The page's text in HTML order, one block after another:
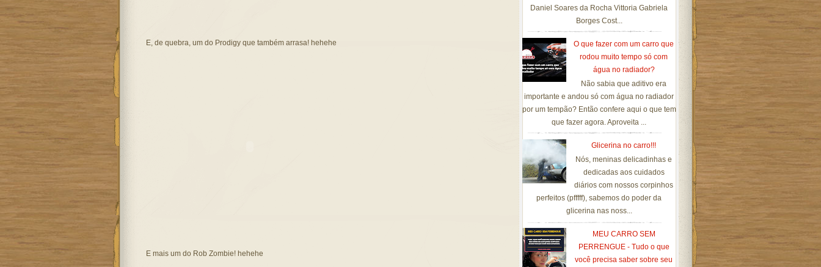
E, de quebra, um do Prodigy que também arrasa! hehehe
E mais um do Rob Zombie! hehehe
Daniel Soares da Rocha Vittoria Gabriela
Borges Cost...
O que fazer com um carro que
rodou muito tempo só com
água no radiador?
Não sabia que aditivo era
importante e andou só com água no radiador
por um tempão? Então confere aqui o que tem
que fazer agora. Aproveita ...
Glicerina no carro!!!
Nós, meninas delicadinhas e
dedicadas aos cuidados
diários com nossos corpinhos
perfeitos (pfffff), sabemos do poder da
glicerina nas noss...
MEU CARRO SEM
PERRENGUE - Tudo o que
você precisa saber sobre seu